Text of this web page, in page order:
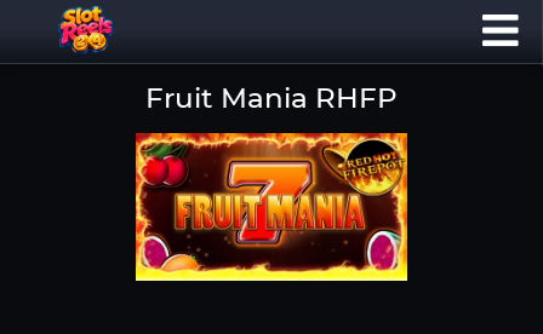
Fruit Mania RHFP